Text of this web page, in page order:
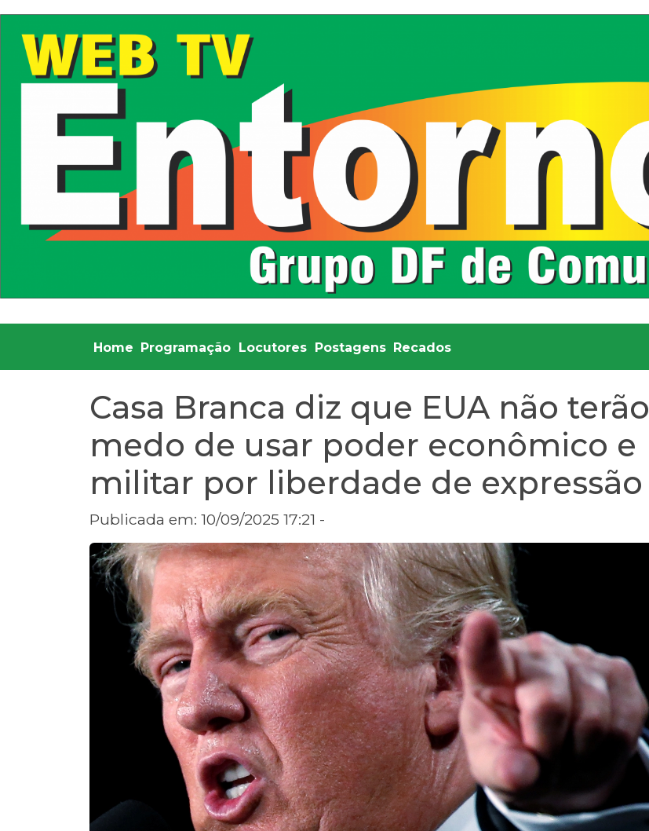
Home Programação Locutores Postagens Recados
Casa Branca diz que EUA não terão
medo de usar poder econômico e
militar por liberdade de expressão
Publicada em: 10/09/2025 17:21 -